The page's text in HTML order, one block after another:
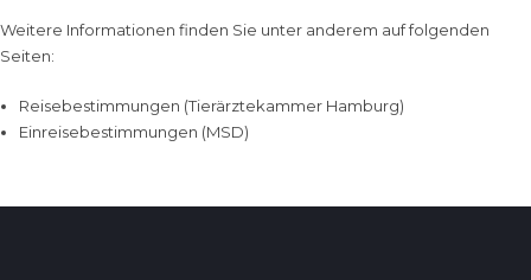
Weitere Informationen finden Sie unter anderem auf folgenden
Seiten:
Reisebestimmungen (Tierärztekammer Hamburg)
Einreisebestimmungen (MSD)